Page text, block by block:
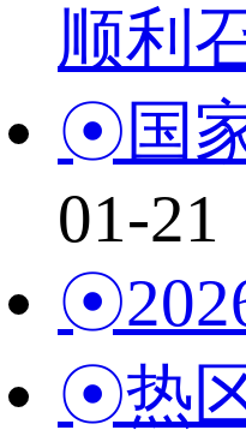
顺利
☉国
01-21
☉热